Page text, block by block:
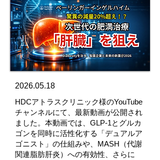
2026.05.18
HDCアトラスクリニック様のYouTube
チャンネルにて、最新動画が公開され
ました。本動画では、GLP-1とグルカ
ゴンを同時に活性化する「デュアルア
ゴニスト」の仕組みや、MASH（代謝
関連脂肪肝炎）への有効性、さらに